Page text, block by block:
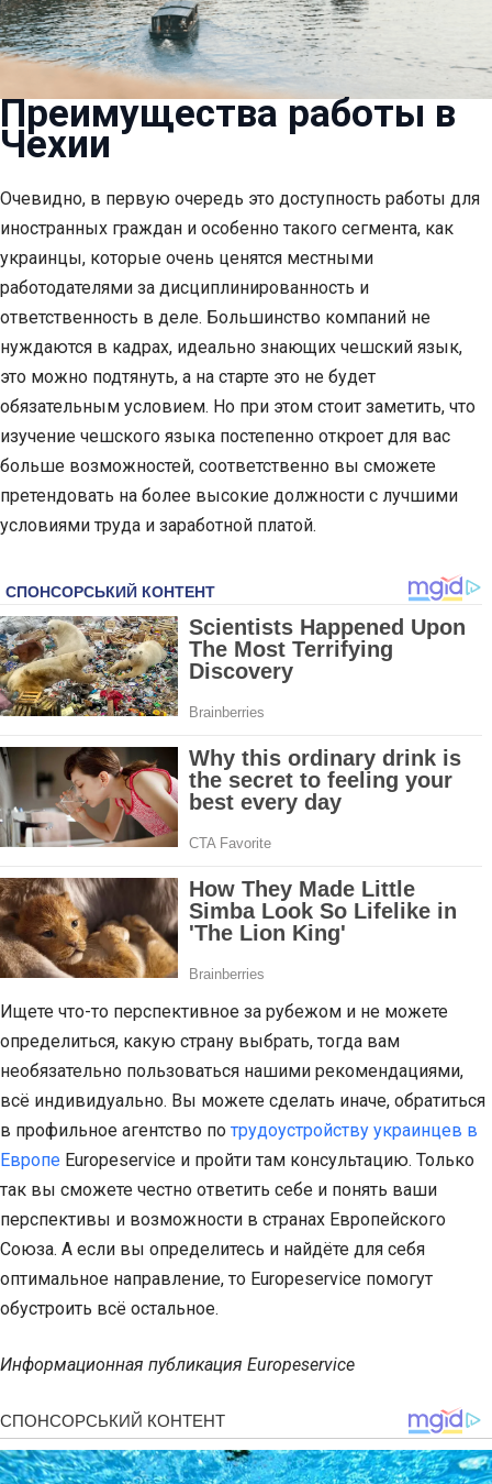
Преимущества работы в
Чехии
Очевидно, в первую очередь это доступность работы для
иностранных граждан и особенно такого сегмента, как
украинцы, которые очень ценятся местными
работодателями за дисциплинированность и
ответственность в деле. Большинство компаний не
нуждаются в кадрах, идеально знающих чешский язык,
это можно подтянуть, а на старте это не будет
обязательным условием. Но при этом стоит заметить, что
изучение чешского языка постепенно откроет для вас
больше возможностей, соответственно вы сможете
претендовать на более высокие должности с лучшими
условиями труда и заработной платой.
Ищете что-то перспективное за рубежом и не можете
определиться, какую страну выбрать, тогда вам
необязательно пользоваться нашими рекомендациями,
всё индивидуально. Вы можете сделать иначе, обратиться
в профильное агентство по трудоустройству украинцев в
Европе Europeservice и пройти там консультацию. Только
так вы сможете честно ответить себе и понять ваши
перспективы и возможности в странах Европейского
Союза. А если вы определитесь и найдёте для себя
оптимальное направление, то Europeservice помогут
обустроить всё остальное.
Информационная публикация Europeservice